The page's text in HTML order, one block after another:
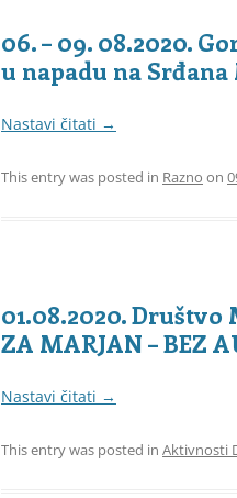
06. – 09. 08.2020.
u napadu na
Nastavi čitati →
This entry was posted in Razno on
01.08.2020.
ZA MARJAN – BEZ
Nastavi čitati →
This entry was posted in Aktivnosti